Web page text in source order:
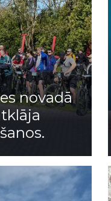
novadā